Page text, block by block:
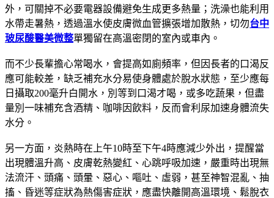
外，可關掉不必要電器設備避免生成更多熱量；洗澡也能利用
水帶走暑熱，透過溫水使皮膚微血管擴張增加散熱，切勿台中
玻尿酸醫美微整單獨留在高溫密閉的室內或車內。
而不少長輩擔心常喝水，會提高如廁頻率，但因長者的口渴反
應可能較差，缺乏補充水分易使身體處於脫水狀態，至少應每
日攝取200毫升白開水，別等到口渴才喝，或多吃蔬果，但盡
量別一味補充含酒精、咖啡因飲料，反而會利尿加速身體流失
水分。
另一方面，炎熱時在上午10時至下午4時應減少外出，提醒當
出現體溫升高、皮膚乾熱變紅、心跳呼吸加速，嚴重時出現無
法流汗、頭痛、頭暈、惡心、嘔吐、虛弱，甚至神智混亂、抽
搐、昏迷等症狀為熱傷害症狀，應盡快離開高溫環境、鬆脫衣